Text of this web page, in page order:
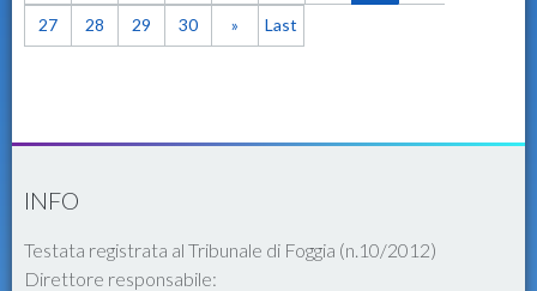
27 28 29 30 » Last
INFO
Testata registrata al Tribunale di Foggia (n.10/2012)
Direttore responsabile: